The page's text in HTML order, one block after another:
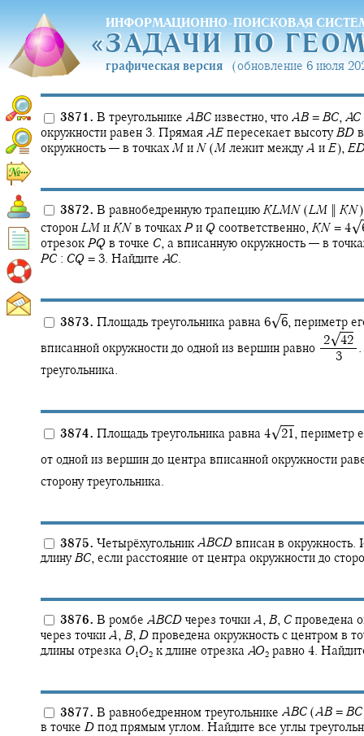
ИНФОРМАЦИОННО-ПОИСКОВАЯ
«ЗАДАЧИ ПО
«ЗАДАЧИ ПО
графическая версия (обновление 6 июля
3871. В треугольнике ABC известно, что AB = BC, AC
окружности равен 3. Прямая AE пересекает высотуBD
окружность — в точках M и N (M лежит междуA и E), E
3872. В равнобедренную трапецию KLMN (LM KN)
сторон LM и KN в точках P и Q соответственно, KN = 4‍√
отрезок PQ в точке C, а вписанную окружность — в
PC : CQ = 3. Найдите AC.
3873. Площадь треугольника равна 6‍√6, периметр
вписанной окружности до одной из вершин равно
‍ 2‍√42
‍ 3
.
треугольника.
3874. Площадь треугольника равна 4‍√21, периметр
от одной из вершин до центра вписанной окружности
сторону треугольника.
3875. Четырёхугольник ABCD вписан в окружность.
длинуBC, если расстояние от центра окружности до
3876. В ромбе ABCD через точки A, B, C проведена
через точки A, B, D проведена окружность с центром в
длины отрезка O1 O2 к длине отрезка AO2 равно 4.
3877. В равнобедренном треугольнике ABC (AB = BC
в точке D под прямым углом. Найдите все углы